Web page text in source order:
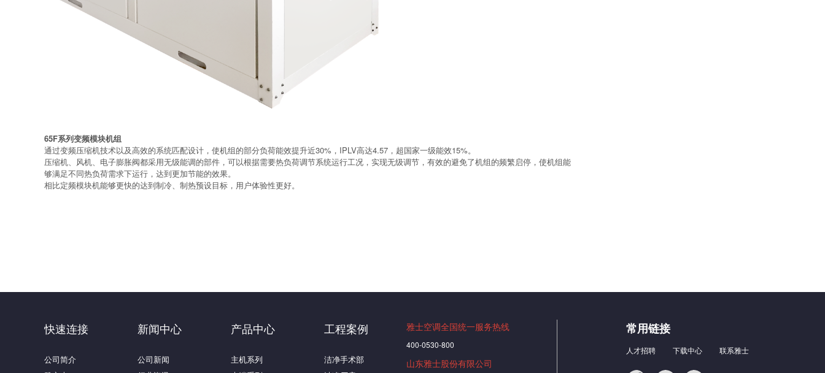
65F系列变频模块机组
通过变频压缩机技术以及高效的系统匹配设计，使机组的部分负荷能效提升近30%，IPLV高达4.57，超国家一级能效15%。
压缩机、风机、电子膨胀阀都采用无级能调的部件，可以根据需要热负荷调节系统运行工况，实现无级调节，有效的避免了机组的频繁启停，使机组能
够满足不同热负荷需求下运行，达到更加节能的效果。
相比定频模块机能够更快的达到制冷、制热预设目标，用户体验性更好。
快速连接
公司简介
新闻中心
公司新闻
产品中心
主机系列
工程案例
洁净手术部
雅士空调全国统一服务热线
400-0530-800
山东雅士股份有限公司
常用链接
人才招聘 下载中心 联系雅士